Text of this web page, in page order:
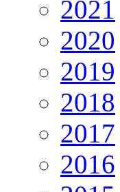
2021
2020
2019
2018
2017
2016